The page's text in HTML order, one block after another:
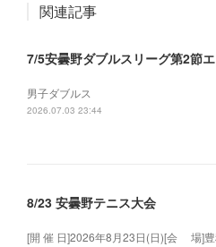
関連記事
7/5安曇野ダブルスリーグ第2節
男子ダブルス
2026.07.03 23:44
8/23 安曇野テニス大会
[開 催 日]2026年8月23日(日)[会 場]